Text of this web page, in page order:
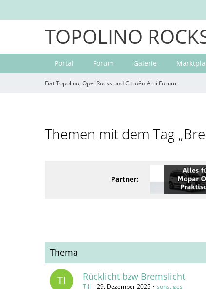
TOPOLINO
Portal Forum Galerie
Fiat Topolino, Opel Rocks und Citroën Ami Forum
Themen mit dem Tag
Partner:
Thema
Rücklicht bzw Bremslicht
Till 29. Dezember 2025 sonstiges